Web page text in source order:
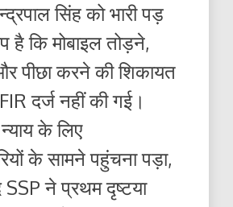
सिंह को भारी पड़
है कि मोबाइल तोड़ने,
पीछा करने की शिकायत
दर्ज नहीं की गई।
के लिए
के सामने पहुंचना पड़ा,
ने प्रथम दृष्टया